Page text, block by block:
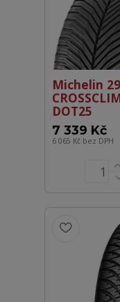
Michelin
DOT25
7 339 Kč
6 065 Kč bez DPH